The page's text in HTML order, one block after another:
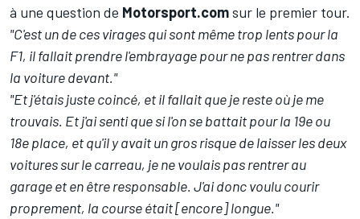
à une question de Motorsport.comsur le premier tour.
"C'est un de ces virages qui sont même trop lents pour la
F1, il fallait prendre l'embrayage pour ne pas rentrer dans
la voiture devant."
"Et j'étais juste coincé, et il fallait que je reste où je me
trouvais. Et j'ai senti que si l'on se battait pour la 19e ou
18e place, et qu'il y avait un gros risque de laisser les deux
voitures sur le carreau, je ne voulais pas rentrer au
garage et en être responsable. J'ai donc voulu courir
proprement, la course était [encore] longue."